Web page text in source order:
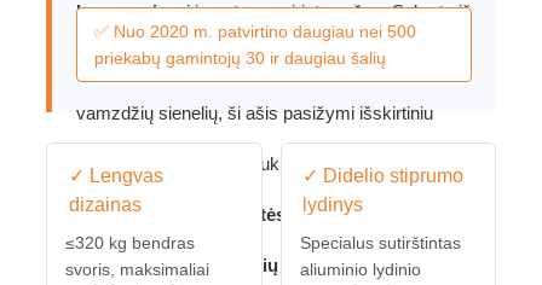
lengvesnisnei įprastos suvirintos ašys. Sukurta iš
didelio stiprumo aliuminio lydinio ir pastorintų
vamzdžių sienelių, ši ašis pasižymi išskirtiniu
atsparumu lenkimui ir sukimui, todėl yra idealus
atnaujinimas žemaaukštės
priekabosirsunkiasvorių krovinių operacijos
✅ Nuo 2020 m. patvirtino daugiau nei 500
priekabų gamintojų 30 ir daugiau šalių
✓ Lengvas
dizainas
≤320 kg bendras
svoris, maksimaliai
✓ Didelio stiprumo
lydinys
Specialus sutirštintas
aliuminio lydinio